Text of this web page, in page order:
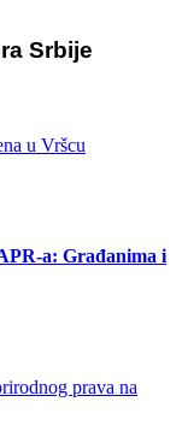
Srbije
a: Građanima i